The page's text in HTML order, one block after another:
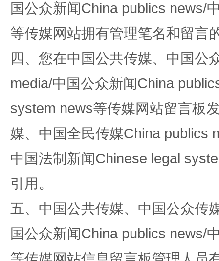
漫山遍野的桃花与雪山、麦地、白藏房
招工难、用工荒背后
国公众新闻China publics news/
等传媒网站拥有管理笔名和留言
四、您在中国公共传媒、中国公
media/中国公众新闻China
system news等传媒网站留言板
媒、中国全民传媒China publics
中国法制新闻Chinese legal
引用。
五、中国公共传媒、中国公众传
国公众新闻China publics news/